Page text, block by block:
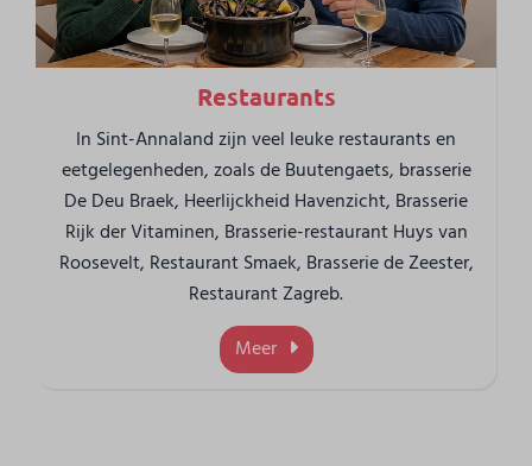
Restaurants
In Sint-Annaland zijn veel leuke restaurants en
eetgelegenheden, zoals de Buutengaets, brasserie
De Deu Braek, Heerlijckheid Havenzicht, Brasserie
Rijk der Vitaminen, Brasserie-restaurant Huys van
Roosevelt, Restaurant Smaek, Brasserie de Zeester,
Restaurant Zagreb.
Meer